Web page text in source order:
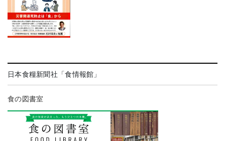
日本食糧新聞社「食情報館」
食の図書室